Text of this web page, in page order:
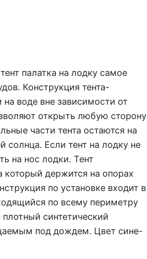
палатка на лодку самое
Конструкция тента-
воде вне зависимости от
открыть любую сторону
части тента остаются на
солнца. Если тент на лодку не
на нос лодки. Тент
который держится на опорах
по установке входит в
по всему периметру
синтетический
под дождем. Цвет сине-